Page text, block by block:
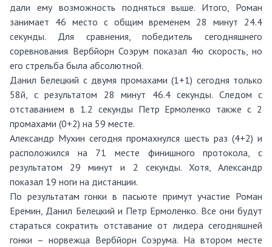
дали ему возможность подняться выше. Итого, Роман
занимает 46 место с общим временем 28 минут 24.4
секунды. Для сравнения, победитель сегодняшнего
соревнования Вербйорн Соэрум показал 4ю скорость, но
его стрельба была абсолютной.
Данил Белецкий с двумя промахами (1+1) сегодня только
58й, с результатом 28 минут 46.4 секунды. Следом с
отставанием в 1.2 секунды Петр Ермоленко также с 2
промахами (0+2) на 59 месте.
Александр Мухин сегодня промахнулся шесть раз (4+2) и
расположился на 71 месте финишного протокола, с
результатом 29 минут и 2 секунды. Хотя, Александр
показал 19 ноги на дистанции.
По результатам гонки в пасьюте примут участие Роман
Еремин, Данил Белецкий и Петр Ермоленко. Все они будут
стараться сократить отставание от лидера сегодняшней
гонки – норвежца Вербйорн Соэрума. На втором месте